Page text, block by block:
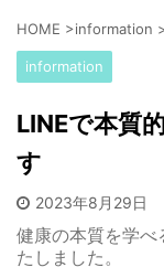
HOME >information
information
LINEで本質
す
2023年8月29日
健康の本質を学べ
たしました。